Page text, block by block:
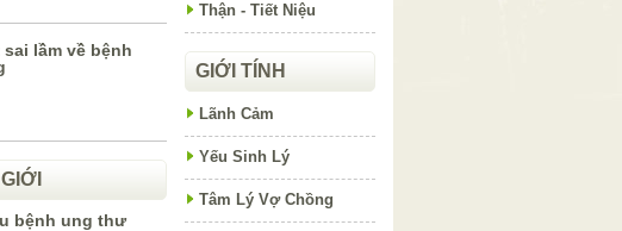
lầm về bệnh
bệnh ung thư
Thận - Tiết Niệu
GIỚI TÍNH
Lãnh Cảm
Yếu Sinh Lý
Tâm Lý Vợ Chồng